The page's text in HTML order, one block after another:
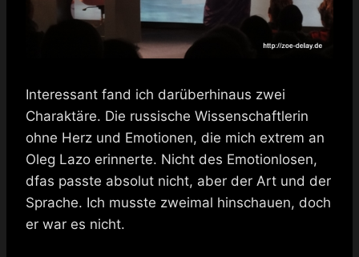
Interessant fand ich darüberhinaus zwei
Charaktäre. Die russische Wissenschaftlerin
ohne Herz und Emotionen, die mich extrem an
Oleg Lazo erinnerte. Nicht des Emotionlosen,
dfas passte absolut nicht, aber der Art und der
Sprache. Ich musste zweimal hinschauen, doch
er war es nicht.